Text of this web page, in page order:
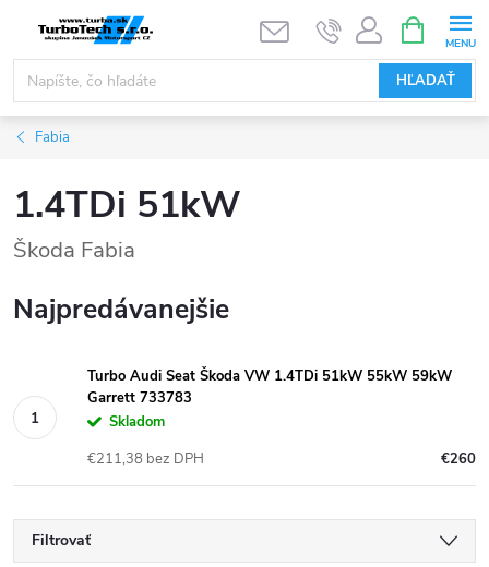
obsah
HĽADAŤ
KOŠÍK
Fabia
1.4TDi 51kW
Škoda Fabia
Najpredávanejšie
Turbo Audi Seat Škoda VW 1.4TDi 51kW 55kW 59kW
Garrett 733783
Skladom
€260
€211,38 bez DPH
Filtrovať